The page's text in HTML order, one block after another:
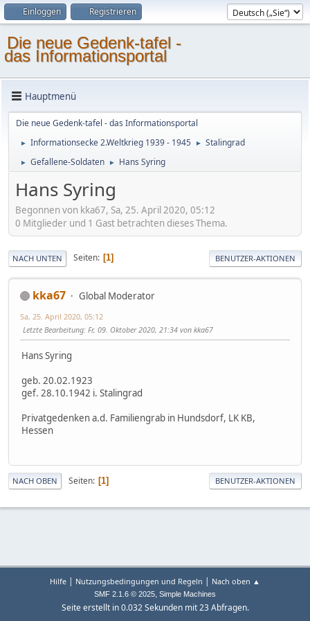
Einloggen Registrieren
Die neue Gedenk-tafel -
das Informationsportal
Hauptmenü
Die neue Gedenk-tafel - das Informationsportal
► Informationsecke 2.Weltkrieg 1939 - 1945 ► Stalingrad
► Gefallene-Soldaten ► Hans Syring
Hans Syring
Begonnen von kka67, Sa, 25. April 2020, 05:12
0 Mitglieder und 1 Gast betrachten dieses Thema.
NACH UNTEN Seiten 1 BENUTZER-AKTIONEN
kka67 Global Moderator
Sa, 25. April 2020, 05:12
Letzte Bearbeitung: Fr, 09. Oktober 2020, 21:34 von kka67
Hans Syring
geb. 20.02.1923
gef. 28.10.1942 i. Stalingrad
Privatgedenken a.d. Familiengrab in Hundsdorf, LK KB,
Hessen
NACH OBEN Seiten 1 BENUTZER-AKTIONEN
Hilfe | Nutzungsbedingungen und Regeln | Nach oben ▲
SMF 2.1.6 © 2025, Simple Machines
Seite erstellt in 0.032 Sekunden mit 23 Abfragen.